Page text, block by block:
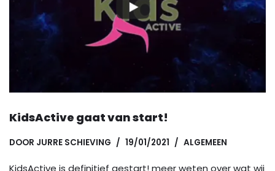
KidsActive gaat van start!
DOOR JURRE SCHIEVING 19/01/2021 ALGEMEEN
KidsActive is definitief gestart! meer weten over wat wij